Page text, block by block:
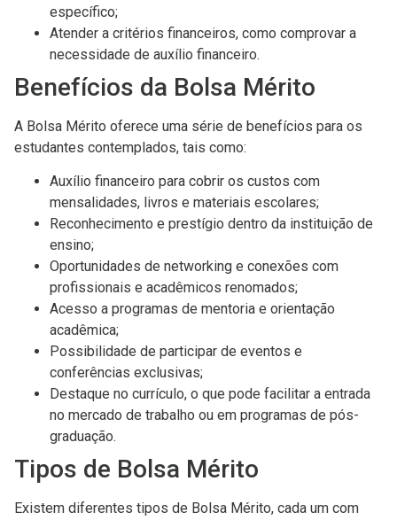
específico;
Atender a critérios financeiros, como comprovar a
necessidade de auxílio financeiro.
Benefícios da Bolsa Mérito
A Bolsa Mérito oferece uma série de benefícios para os
estudantes contemplados, tais como:
Auxílio financeiro para cobrir os custos com
mensalidades, livros e materiais escolares;
Reconhecimento e prestígio dentro da instituição de
ensino;
Oportunidades de networking e conexões com
profissionais e acadêmicos renomados;
Acesso a programas de mentoria e orientação
acadêmica;
Possibilidade de participar de eventos e
conferências exclusivas;
Destaque no currículo, o que pode facilitar a entrada
no mercado de trabalho ou em programas de pós-
graduação.
Tipos de Bolsa Mérito
Existem diferentes tipos de Bolsa Mérito, cada um com